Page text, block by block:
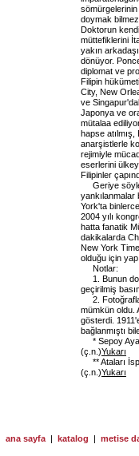
sömürgelerinin
doymak
Doktorun
müttefiklerini
yakın
dönüyor.
diplomat ve
Filipin
City, New
ve
Japonya ve
mütalaa
hapse
anarşistlerle
rejimiyle
eserlerini
Filipinler
Geriye
yankılanmalar
York'ta
2004 yılı
hatta fanatik
dakikalarda
New York
olduğu için
Notlar:
1. Bunun
geçirilmiş
2.
mümkün oldu.
gösterdi.
bağlanmıştı
* Sepoy
(ç.n.)Yukarı
** Ataları
(ç.n.)Yukarı
ana sayfa | katalog | metise